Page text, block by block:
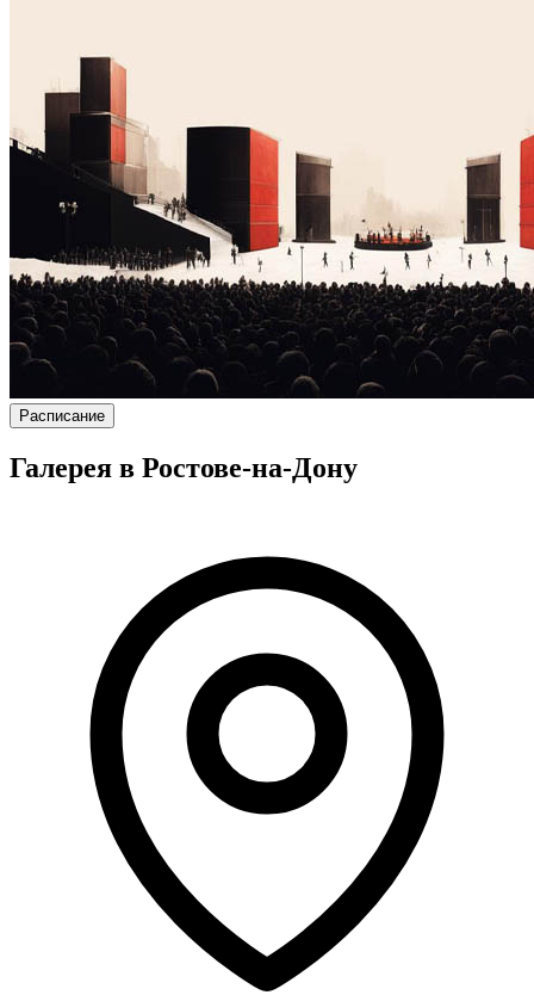
Расписание
Галерея в Ростове-на-Дону